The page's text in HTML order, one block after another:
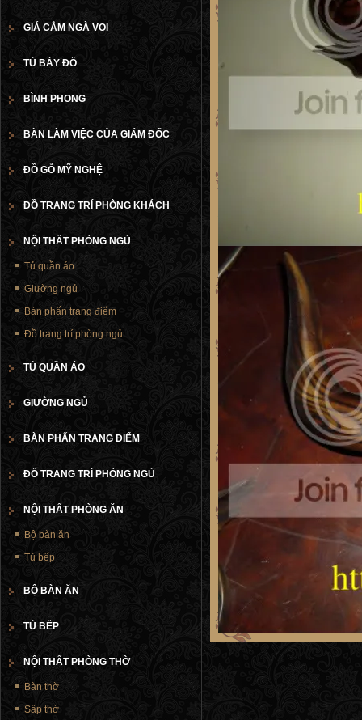
GIÁ CẮM NGÀ VOI
TỦ BÀY ĐỒ
BÌNH PHONG
BÀN LÀM VIỆC CỦA GIÁM ĐỐC
ĐỒ GỖ MỸ NGHỆ
ĐỒ TRANG TRÍ PHÒNG KHÁCH
NỘI THẤT PHÒNG NGỦ
Tủ quần áo
Giường ngủ
Bàn phấn trang điểm
Đồ trang trí phòng ngủ
TỦ QUẦN ÁO
GIƯỜNG NGỦ
BÀN PHẤN TRANG ĐIỂM
ĐỒ TRANG TRÍ PHÒNG NGỦ
NỘI THẤT PHÒNG ĂN
Bộ bàn ăn
Tủ bếp
BỘ BÀN ĂN
TỦ BẾP
NỘI THẤT PHÒNG THỜ
Bàn thờ
Sập thờ